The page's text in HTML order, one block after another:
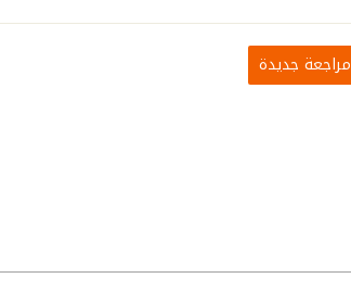
مراجعة جديدة